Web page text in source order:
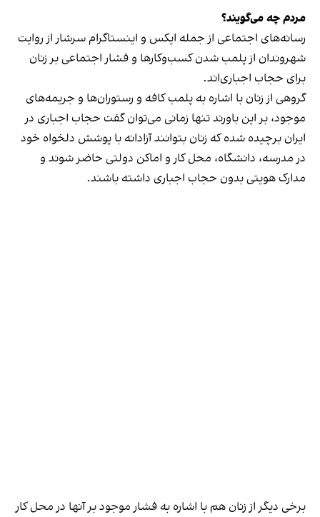
مردم چه می‌گویند؟
رسانه‎‌های اجتماعی از جمله ایکس و اینستاگرام سرشار از روایت
شهروندان از پلمب شدن کسب‌وکارها و فشار اجتماعی بر زنان
برای حجاب اجباری‌اند.
گروهی از زنان با اشاره به پلمب کافه و رستوران‌ها و جریمه‌های
موجود، بر این باورند تنها زمانی می‌توان گفت حجاب اجباری در
ایران برچیده شده که زنان بتوانند آزادانه با پوشش دلخواه خود
در مدرسه، دانشگاه، محل کار و اماکن دولتی حاضر شوند و
مدارک هویتی بدون حجاب اجباری داشته باشند.
برخی دیگر از زنان هم با اشاره به فشار موجود بر آنها در محل کار